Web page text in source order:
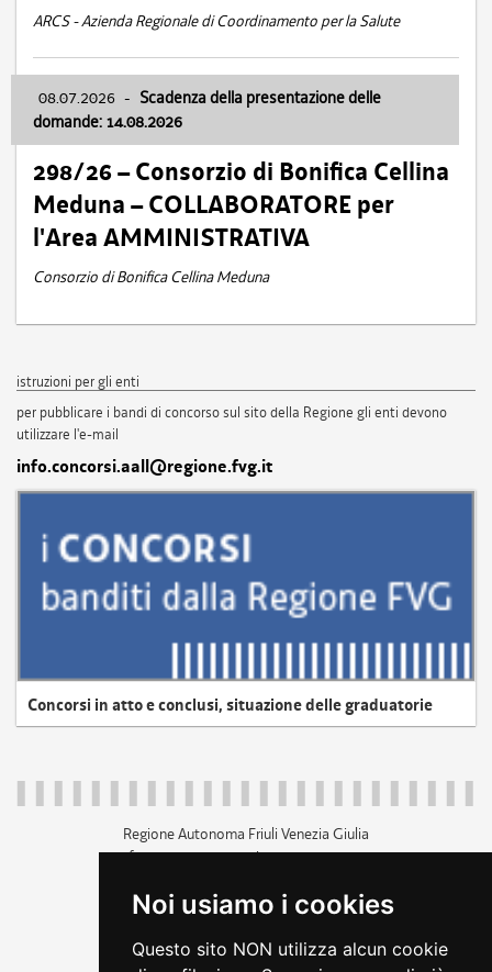
Noi usiamo i cookies
Questo sito NON utilizza alcun cookie
ARCS - Azienda Regionale di Coordinamento per la Salute
08.07.2026 - Scadenza della presentazione delle
domande: 14.08.2026
298/26 – Consorzio di Bonifica Cellina
Meduna – COLLABORATORE per
l'Area AMMINISTRATIVA
Consorzio di Bonifica Cellina Meduna
istruzioni per gli enti
per pubblicare i bandi di concorso sul sito della Regione gli enti devono
utilizzare l'e-mail
info.concorsi.aall@regione.fvg.it
Concorsi in atto e conclusi, situazione delle graduatorie
Regione Autonoma Friuli Venezia Giulia
c.f. 80014930327; p.iva 00526040324
+39 040 3771111